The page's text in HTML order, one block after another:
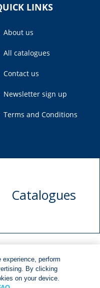
LINKS
About us
All catalogues
Contact us
Newsletter sign up
Terms and Conditions
Catalogues
Request book
rights
perform
By clicking
on your device.